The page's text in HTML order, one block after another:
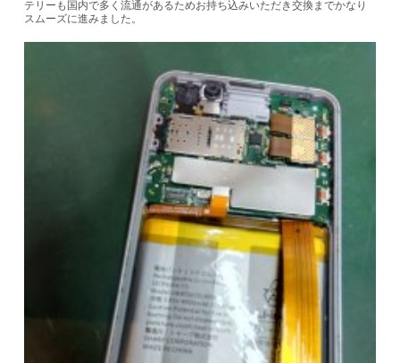
テリーも国内で多く流通があるためお持ち込みいただき交換までかなり
スムーズに進みました。